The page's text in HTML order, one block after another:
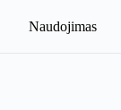
Naudojimas